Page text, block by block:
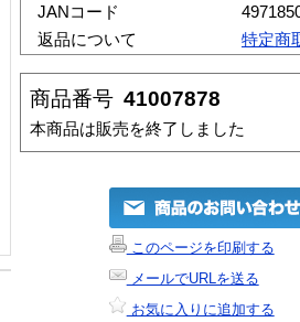
JANコード
返品について
特定商
商品番号 41007878
本商品は販売を終了しました
このページを印刷する
メールでURLを送る
お気に入りに追加する